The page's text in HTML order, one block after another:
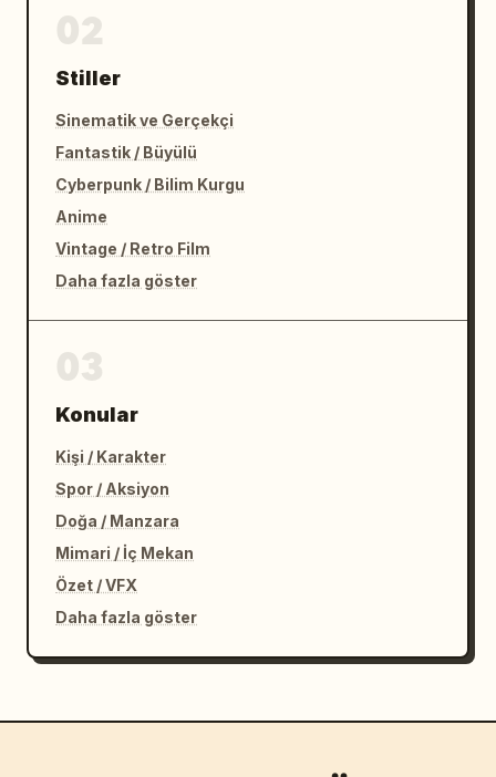
Stiller
Sinematik ve Gerçekçi
Fantastik / Büyülü
Cyberpunk / Bilim Kurgu
Anime
Vintage / Retro Film
Daha fazla göster
Konular
Kişi / Karakter
Spor / Aksiyon
Doğa / Manzara
Mimari / İç Mekan
Özet / VFX
Daha fazla göster